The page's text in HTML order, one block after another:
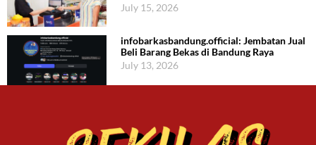
July 15, 2026
infobarkasbandung.official: Jembatan Jual
Beli Barang Bekas di Bandung Raya
July 13, 2026